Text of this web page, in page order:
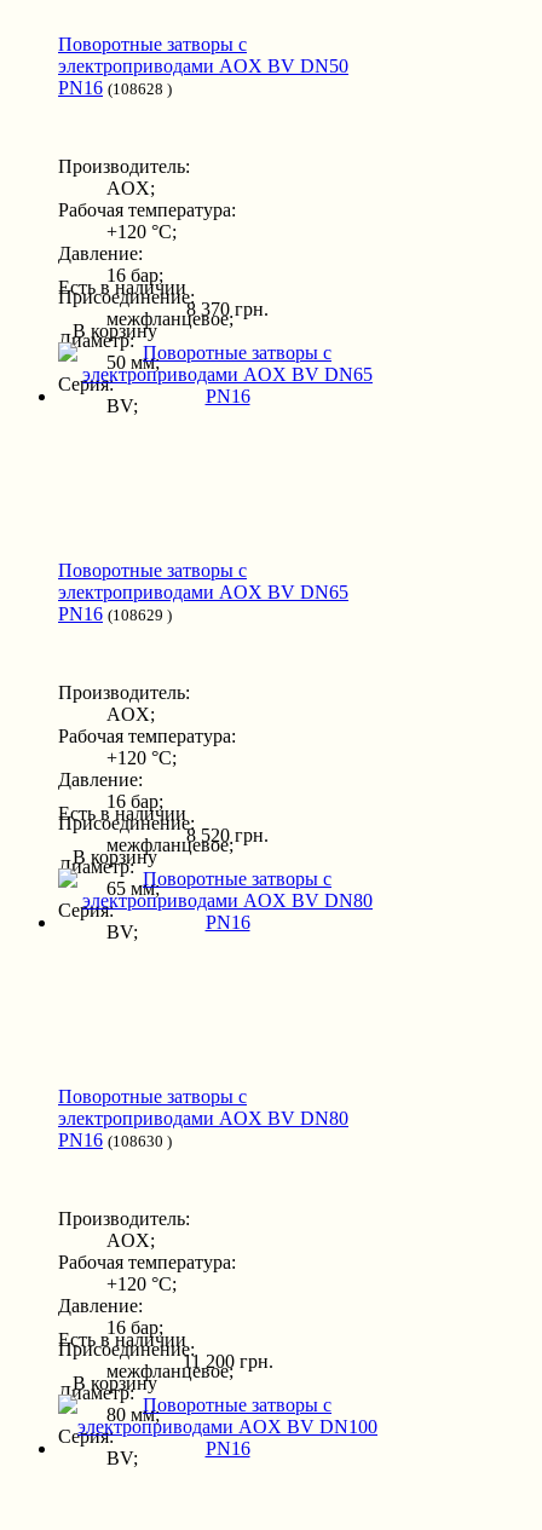
Поворотные затворы с
электроприводами AOX BV DN50
PN16 (108628 )
Производитель:
AOX;
Рабочая температура:
+120 °С;
Давление:
16 бар;
Присоединение:
межфланцевое;
Диаметр:
50 мм;
Серия:
BV;
Есть в наличии
8 370 грн.
В корзину
Поворотные затворы с
электроприводами AOX BV DN65
PN16 (108629 )
Производитель:
AOX;
Рабочая температура:
+120 °С;
Давление:
16 бар;
Присоединение:
межфланцевое;
Диаметр:
65 мм;
Серия:
BV;
Есть в наличии
8 520 грн.
В корзину
Поворотные затворы с
электроприводами AOX BV DN80
PN16 (108630 )
Производитель:
AOX;
Рабочая температура:
+120 °С;
Давление:
16 бар;
Присоединение:
межфланцевое;
Диаметр:
80 мм;
Серия:
BV;
Есть в наличии
11 200 грн.
В корзину